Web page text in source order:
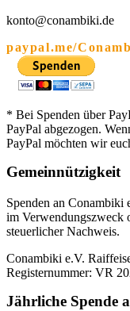
konto@conambiki.de
paypal.me/
* Bei Spenden über
PayPal abgezogen.
PayPal möchten wir
Gemeinnützigkeit
Spenden an Conambiki
im Verwendungszweck
steuerlicher Nachweis.
Conambiki e.V.
Registernummer: VR
Jährliche Spende